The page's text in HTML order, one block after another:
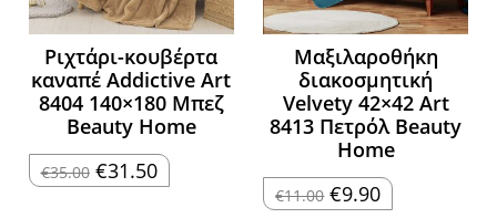
Ριχτάρι-κουβέρτα
καναπέ Addictive Art
8404 140×180 Μπεζ
Beauty Home
€35.00 Original
price
€31.50Η
τρέχουσα
Μαξιλαροθήκη
διακοσμητική
Velvety 42×42 Art
8413 Πετρόλ Beauty
Home
€11.00 Original
price
€9.90Η
τρέχουσα